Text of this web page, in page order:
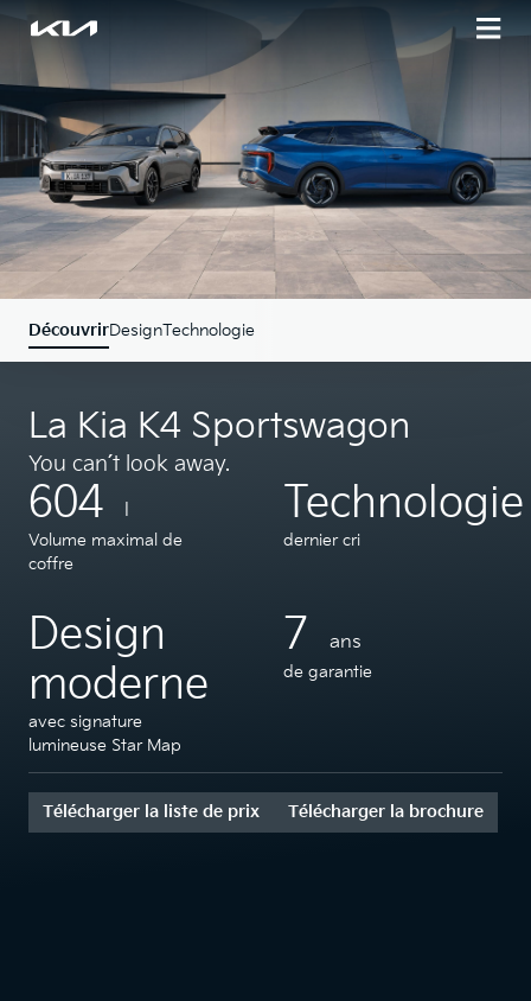
DécouvrirDesignTechnologie
La Kia K4 Sportswagon
You can´t look away.
604 l
Volume maximal de
coffre
Technologie
dernier cri
Design
moderne
avec signature
lumineuse Star Map
7 ans
de garantie
Télécharger la liste de prix Télécharger la brochure